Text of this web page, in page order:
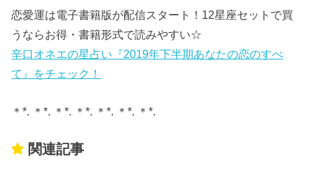
恋愛運は電子書籍版が配信スタート！12星座セットで買
うならお得・書籍形式で読みやすい☆
辛口オネエの星占い『2019年下半期あなたの恋のすべ
て』をチェック！
＊*. ＊*. ＊*. ＊*. ＊*. ＊*. ＊*.
関連記事